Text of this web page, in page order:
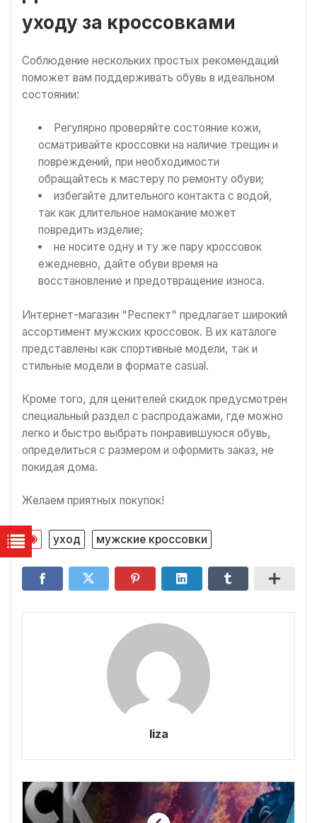
уходу за кроссовками
Соблюдение нескольких простых рекомендаций
поможет вам поддерживать обувь в идеальном
состоянии:
Регулярно проверяйте состояние кожи,
осматривайте кроссовки на наличие трещин и
повреждений, при необходимости
обращайтесь к мастеру по ремонту обуви;
избегайте длительного контакта с водой,
так как длительное намокание может
повредить изделие;
не носите одну и ту же пару кроссовок
ежедневно, дайте обуви время на
восстановление и предотвращение износа.
Интернет-магазин "Респект" предлагает широкий
ассортимент мужских кроссовок. В их каталоге
представлены как спортивные модели, так и
стильные модели в формате casual.
Кроме того, для ценителей скидок предусмотрен
специальный раздел с распродажами, где можно
легко и быстро выбрать понравившуюся обувь,
определиться с размером и оформить заказ, не
покидая дома.
Желаем приятных покупок!
уход мужские кроссовки
liza